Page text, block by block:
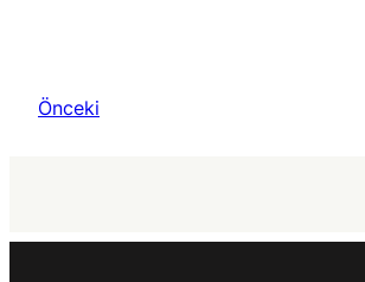
Önceki